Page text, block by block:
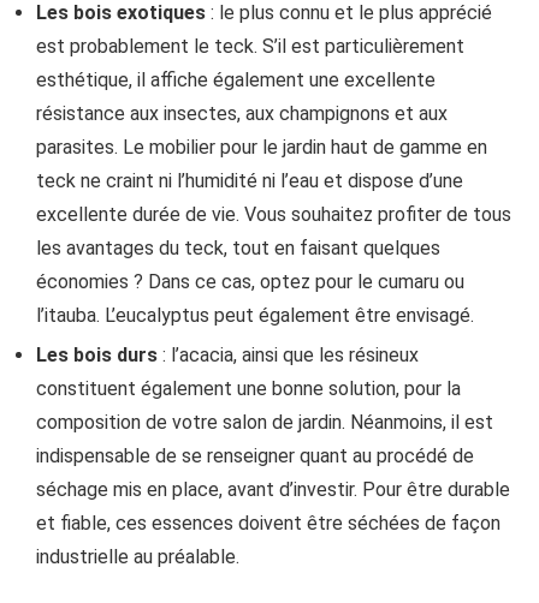
Les bois exotiques : le plus connu et le plus apprécié
est probablement le teck. S’il est particulièrement
esthétique, il affiche également une excellente
résistance aux insectes, aux champignons et aux
parasites. Le mobilier pour le jardin haut de gamme en
teck ne craint ni l’humidité ni l’eau et dispose d’une
excellente durée de vie. Vous souhaitez profiter de tous
les avantages du teck, tout en faisant quelques
économies ? Dans ce cas, optez pour le cumaru ou
l’itauba. L’eucalyptus peut également être envisagé.
Les bois durs : l’acacia, ainsi que les résineux
constituent également une bonne solution, pour la
composition de votre salon de jardin. Néanmoins, il est
indispensable de se renseigner quant au procédé de
séchage mis en place, avant d’investir. Pour être durable
et fiable, ces essences doivent être séchées de façon
industrielle au préalable.